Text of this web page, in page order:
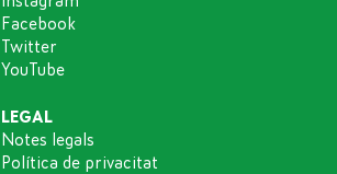
Facebook
Twitter
YouTube
LEGAL
Notes legals
Política de privacitat